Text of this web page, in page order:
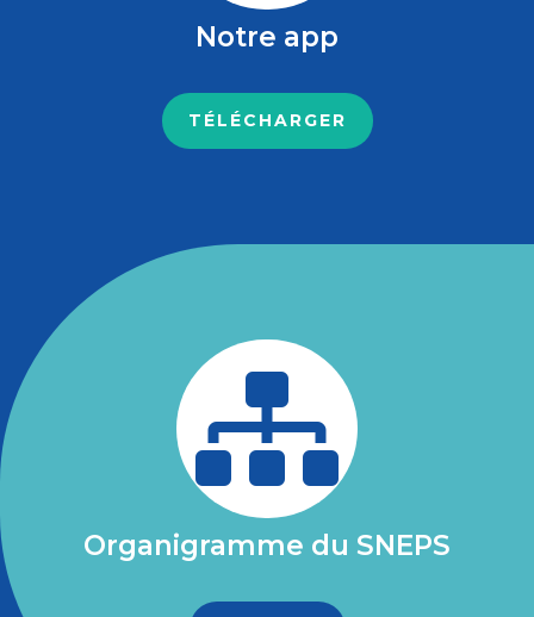
Notre app
TÉLÉCHARGER

Organigramme du SNEPS